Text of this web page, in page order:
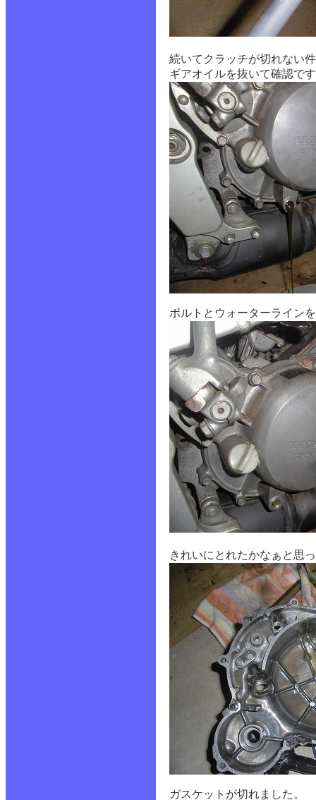
続いてクラッチが切れない
ギアオイルを抜いて確認で
ボルトとウォーターライン
きれいにとれたかなぁと思
ガスケットが切れました。